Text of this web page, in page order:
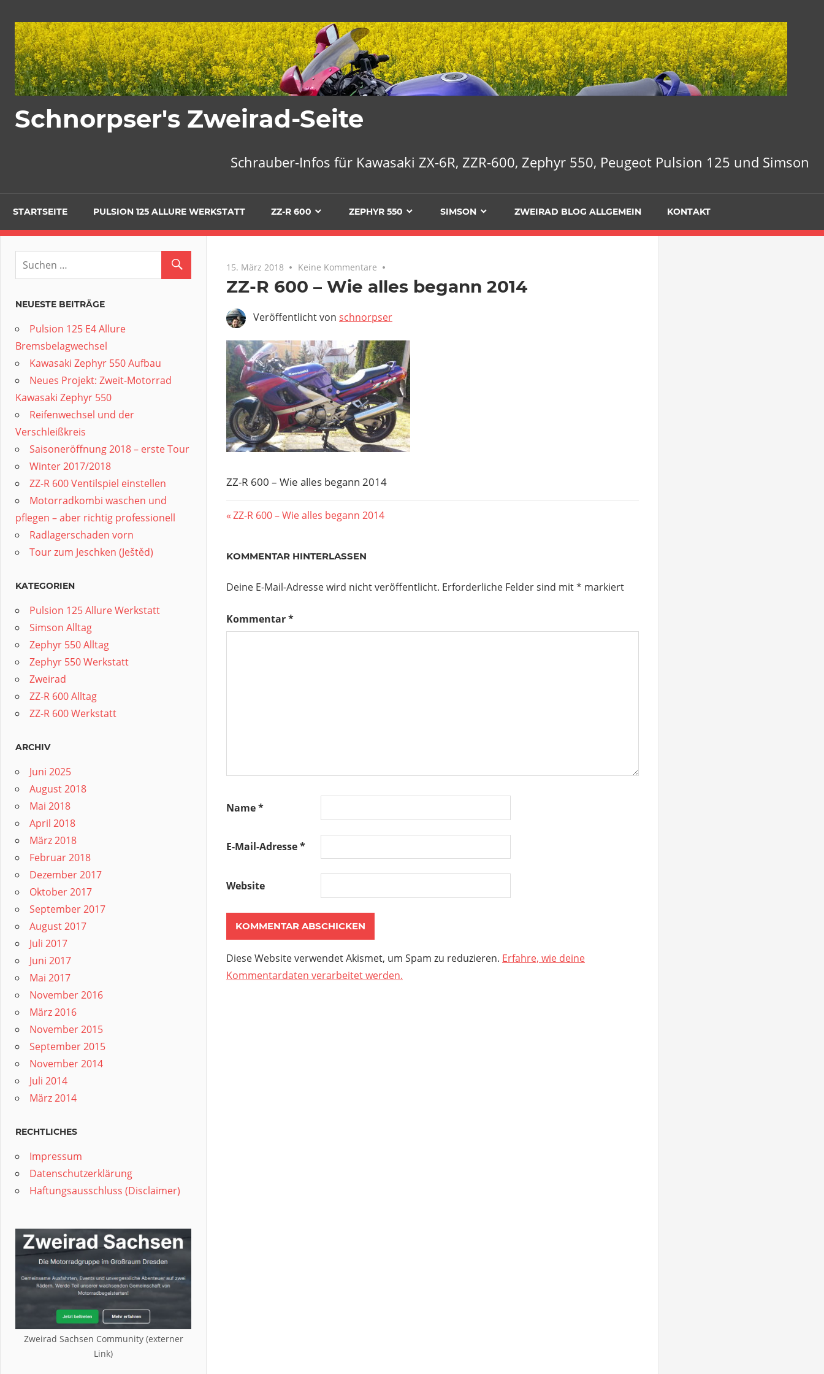
Inhalt
springen
Schnorpser's Zweirad-Seite
Schrauber-Infos für Kawasaki ZX-6R, ZZR-600, Zephyr 550, Peugeot Pulsion 125 und Simson
STARTSEITE PULSION 125 ALLURE WERKSTATT ZZ-R 600 ZEPHYR 550 SIMSON ZWEIRAD BLOG ALLGEMEIN KONTAKT
15. März 2018 Keine Kommentare
ZZ-R 600 – Wie alles begann 2014
Veröffentlicht von schnorpser
ZZ-R 600 – Wie alles begann 2014
Beitragsnavigation
Vorheriger
ZZ-R 600 – Wie alles begann 2014
KOMMENTAR HINTERLASSEN
Deine E-Mail-Adresse wird nicht veröffentlicht. Erforderliche Felder sind mit* markiert
Kommentar*
Name*
E-Mail-Adresse*
Website
Diese Website verwendet Akismet, um Spam zu reduzieren. Erfahre, wie deine
Kommentardaten verarbeitet werden.
NEUESTE BEITRÄGE
Pulsion 125 E4 Allure
Bremsbelagwechsel
Kawasaki Zephyr 550 Aufbau
Neues Projekt: Zweit-Motorrad
Kawasaki Zephyr 550
Reifenwechsel und der
Verschleißkreis
Saisoneröffnung 2018 – erste Tour
Winter 2017/2018
ZZ-R 600 Ventilspiel einstellen
Motorradkombi waschen und
pflegen – aber richtig professionell
Radlagerschaden vorn
Tour zum Jeschken (Ještěd)
KATEGORIEN
Pulsion 125 Allure Werkstatt
Simson Alltag
Zephyr 550 Alltag
Zephyr 550 Werkstatt
Zweirad
ZZ-R 600 Alltag
ZZ-R 600 Werkstatt
ARCHIV
Juni 2025
August 2018
Mai 2018
April 2018
März 2018
Februar 2018
Dezember 2017
Oktober 2017
September 2017
August 2017
Juli 2017
Juni 2017
Mai 2017
November 2016
März 2016
November 2015
September 2015
November 2014
Juli 2014
März 2014
RECHTLICHES
Impressum
Datenschutzerklärung
Haftungsausschluss (Disclaimer)
Zweirad Sachsen Community (externer
Link)